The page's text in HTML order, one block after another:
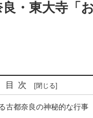
・東大寺「
目次
古都奈良の神秘的な行事